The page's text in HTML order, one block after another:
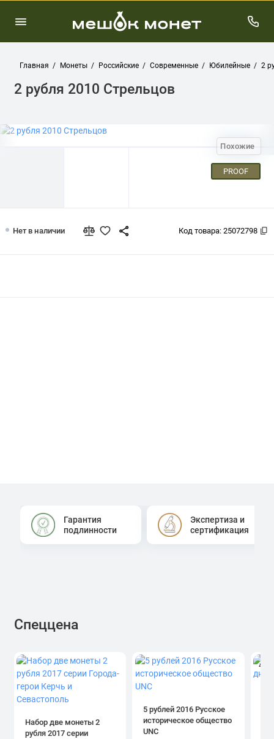
Главная Монеты Российские Современные Юбилейные 2
2 рубля 2010 Стрельцов
Похожие
PROOF
Нет в наличии Код товара: 25072798
Гарантия
подлинности
Экспертиза и
сертификация
Спеццена
Набор две монеты 2
рубля 2017 серии
5 рублей 2016 Русское
историческое общество
UNC
4.0